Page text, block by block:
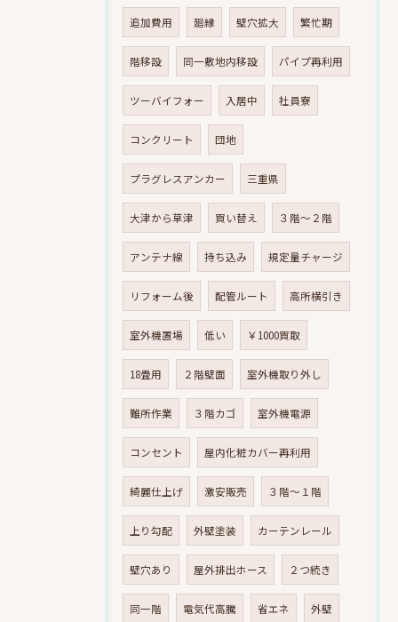
追加費用 廻縁 壁穴拡大 繁忙期
階移設 同一敷地内移設 パイプ再利用
ツーバイフォー 入居中 社員寮
コンクリート 団地
プラグレスアンカー 三重県
大津から草津 買い替え ３階～２階
アンテナ線 持ち込み 規定量チャージ
リフォーム後 配管ルート 高所横引き
室外機置場 低い ￥1000買取
18畳用 ２階壁面 室外機取り外し
難所作業 ３階カゴ 室外機電源
コンセント 屋内化粧カバー再利用
綺麗仕上げ 激安販売 ３階～１階
上り勾配 外壁塗装 カーテンレール
壁穴あり 屋外排出ホース ２つ続き
同一階 電気代高騰 省エネ 外壁